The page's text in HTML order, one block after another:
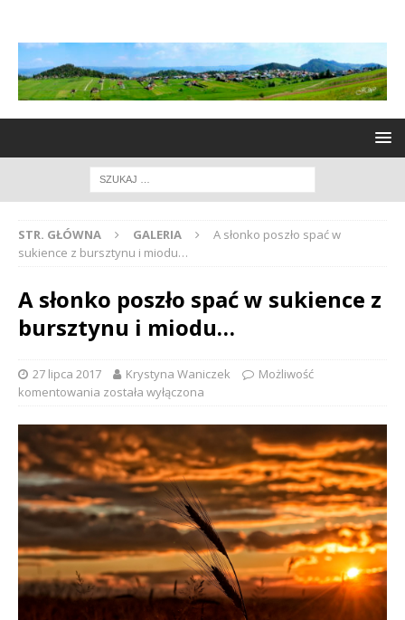
STR. GŁÓWNA GALERIA
A słonko poszło spać w
sukience z bursztynu i miodu…
A słonko poszło spać w sukience z
bursztynu i miodu…
27 lipca 2017 Krystyna Waniczek
Możliwość
komentowania została wyłączona